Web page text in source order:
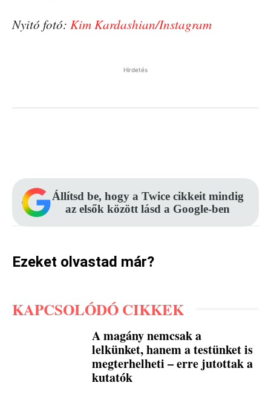
Nyitó fotó: Kim Kardashian/Instagram
Hirdetés
Állítsd be, hogy a Twice cikkeit mindig
az elsők között lásd a Google-ben
Ezeket olvastad már?
KAPCSOLÓDÓ CIKKEK
A magány nemcsak a
lelkünket, hanem a testünket is
megterhelheti – erre jutottak a
kutatók